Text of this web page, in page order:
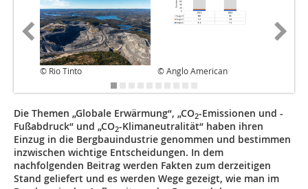
© Rio Tinto © Anglo American
Die Themen „Globale Erwärmung“, „CO2-Emissionen und -
Fußabdruck“ und „CO2-Klimaneutralität“ haben ihren
Einzug in die Bergbauindustrie genommen und bestimmen
inzwischen wichtige Entscheidungen. In dem
nachfolgenden Beitrag werden Fakten zum derzeitigen
Stand geliefert und es werden Wege gezeigt, wie man im